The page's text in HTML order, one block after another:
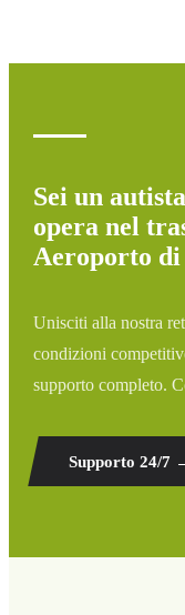
Sei un
opera nel
Aeroporto di
Unisciti alla nostra
condizioni
supporto completo.
Supporto 24/7